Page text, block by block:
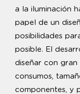
a la iluminación
papel de un
posibilidades
posible. El
diseñar con
consumos,
componentes, y